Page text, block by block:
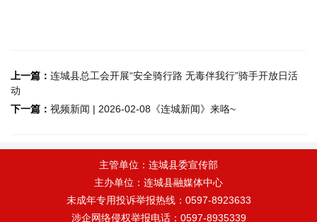
上一篇： 连城县总工会开展“安全骑行路 无毒伴我行”骑手开放日活
动
下一篇： 视频新闻 | 2026-02-08《连城新闻》来咯~
主管单位：连城县委宣传部
主办单位：连城县融媒体中心
未成年专用投诉举报热线：0597-8923633
涉企网络侵权举报电话：0597-8935339